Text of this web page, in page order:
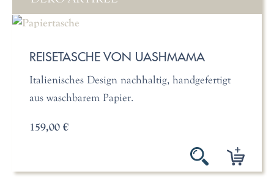
REISETASCHE VON UASHMAMA
Italienisches Design nachhaltig, handgefertigt
aus waschbarem Papier.
159,00 €